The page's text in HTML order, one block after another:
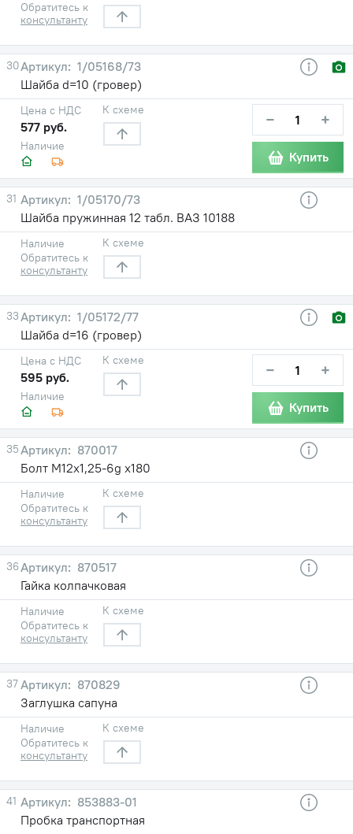
Обратитесь к
консультанту
30
1/05168/73
Шайба d=10 (гровер)
Наличие
Цена с НДС
577 руб.
К схеме − +
Купить
31
1/05170/73
Шайба пружинная 12 табл. ВАЗ 10188
Наличие
Обратитесь к
консультанту
К схеме
33
1/05172/77
Шайба d=16 (гровер)
Наличие
Цена с НДС
595 руб.
К схеме − +
Купить
35
870017
Болт М12х1,25-6g х180
Наличие
Обратитесь к
консультанту
К схеме
36
870517
Гайка колпачковая
Наличие
Обратитесь к
консультанту
К схеме
37
870829
Заглушка сапуна
Наличие
Обратитесь к
консультанту
К схеме
41
853883-01
Пробка транспортная